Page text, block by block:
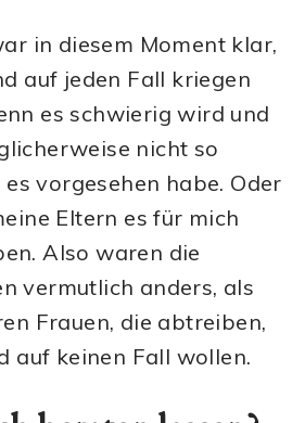
in diesem Moment klar,
auf jeden Fall kriegen
es schwierig wird und
nicht so
vorgesehen habe. Oder
Eltern es für mich
Also waren die
vermutlich anders, als
Frauen, die abtreiben,
auf keinen Fall wollen.